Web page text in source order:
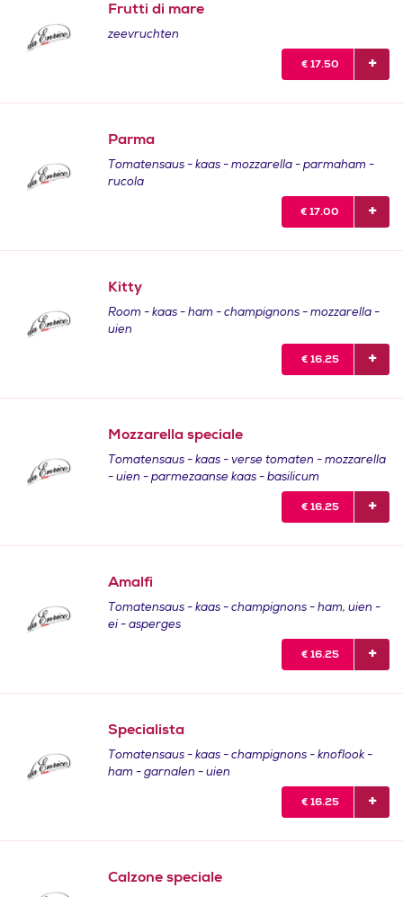
Frutti di mare
zeevruchten
€ 17.50
Parma
Tomatensaus - kaas - mozzarella - parmaham -
rucola
€ 17.00
Kitty
Room - kaas - ham - champignons - mozzarella -
uien
€ 16.25
Mozzarella speciale
Tomatensaus - kaas - verse tomaten - mozzarella
- uien - parmezaanse kaas - basilicum
€ 16.25
Amalfi
Tomatensaus - kaas - champignons - ham, uien -
ei - asperges
€ 16.25
Specialista
Tomatensaus - kaas - champignons - knoflook -
ham - garnalen - uien
€ 16.25
Calzone speciale